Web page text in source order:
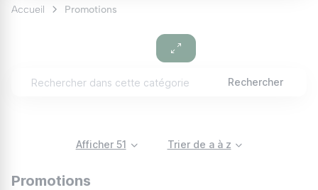
Accueil Promotions
Rechercher
Afficher 51 Trier de a à z
Promotions